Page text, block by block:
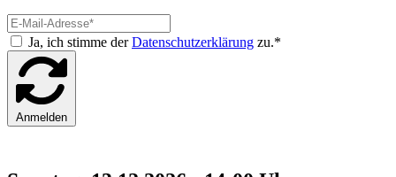
Ja, ich stimme derDatenschutzerklärung zu.*
Anmelden